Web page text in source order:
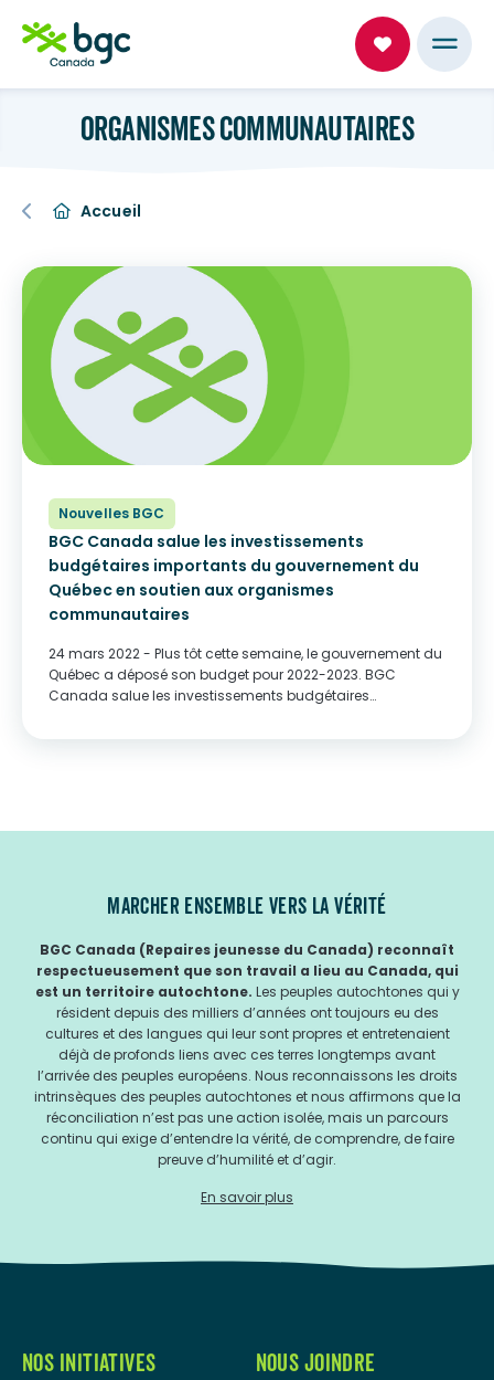
ORGANISMES COMMUNAUTAIRES
Accueil
Nouvelles BGC
BGC Canada salue les investissements
budgétaires importants du gouvernement du
Québec en soutien aux organismes
communautaires
24 mars 2022 - Plus tôt cette semaine, le gouvernement du
Québec a déposé son budget pour 2022-2023. BGC
Canada salue les investissements budgétaires
MARCHER ENSEMBLE VERS LA VÉRITÉ
BGC Canada (Repaires jeunesse du Canada) reconnaît
respectueusement que son travail a lieu au Canada, qui
est un territoire autochtone. Les peuples autochtones qui y
résident depuis des milliers d’années ont toujours eu des
cultures et des langues qui leur sont propres et entretenaient
déjà de profonds liens avec ces terres longtemps avant
l’arrivée des peuples européens. Nous reconnaissons les droits
intrinsèques des peuples autochtones et nous affirmons que la
réconciliation n’est pas une action isolée, mais un parcours
continu qui exige d’entendre la vérité, de comprendre, de faire
preuve d’humilité et d’agir.
En savoir plus
NOS INITIATIVES NOUS JOINDRE